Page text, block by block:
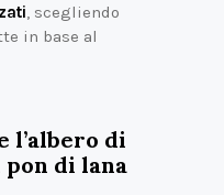
, scegliendo
in base al
l’albero di
pon di lana